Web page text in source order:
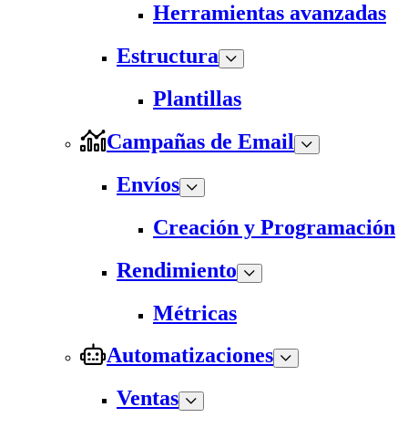
Herramientas avanzadas
Estructura
Plantillas
Campañas de Email
Envíos
Creación y Programación
Rendimiento
Métricas
Automatizaciones
Ventas